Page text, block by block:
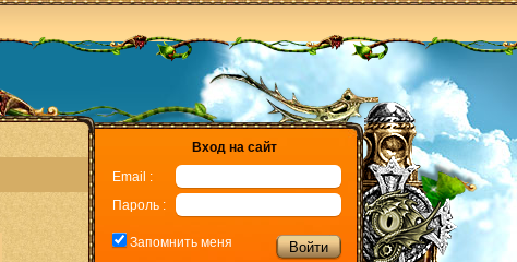
Вход на сайт
Email :
Пароль :
Запомнить меня